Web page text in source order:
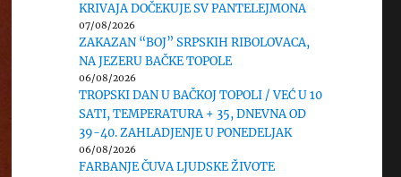
KRIVAJA DOČEKUJE SV PANTELEJMONA
07/08/2026
ZAKAZAN “BOJ” SRPSKIH RIBOLOVACA,
NA JEZERU BAČKE TOPOLE
06/08/2026
TROPSKI DAN U BAČKOJ TOPOLI / VEĆ U 10
SATI, TEMPERATURA + 35, DNEVNA OD
39-40. ZAHLADJENJE U PONEDELJAK
06/08/2026
FARBANJE ČUVA LJUDSKE ŽIVOTE